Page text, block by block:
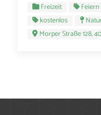
Freizeit Feiern
kostenlos
Morper Straße 128,